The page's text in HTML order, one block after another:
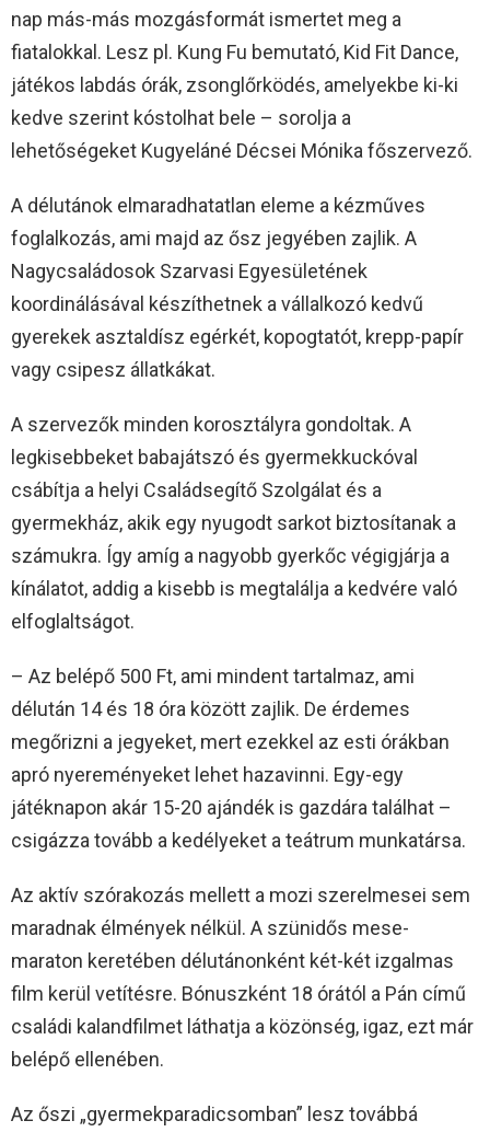
nap más-más mozgásformát ismertet meg a
fiatalokkal. Lesz pl. Kung Fu bemutató, Kid Fit Dance,
játékos labdás órák, zsonglőrködés, amelyekbe ki-ki
kedve szerint kóstolhat bele – sorolja a
lehetőségeket Kugyeláné Décsei Mónika főszervező.
A délutánok elmaradhatatlan eleme a kézműves
foglalkozás, ami majd az ősz jegyében zajlik. A
Nagycsaládosok Szarvasi Egyesületének
koordinálásával készíthetnek a vállalkozó kedvű
gyerekek asztaldísz egérkét, kopogtatót, krepp-papír
vagy csipesz állatkákat.
A szervezők minden korosztályra gondoltak. A
legkisebbeket babajátszó és gyermekkuckóval
csábítja a helyi Családsegítő Szolgálat és a
gyermekház, akik egy nyugodt sarkot biztosítanak a
számukra. Így amíg a nagyobb gyerkőc végigjárja a
kínálatot, addig a kisebb is megtalálja a kedvére való
elfoglaltságot.
– Az belépő 500 Ft, ami mindent tartalmaz, ami
délután 14 és 18 óra között zajlik. De érdemes
megőrizni a jegyeket, mert ezekkel az esti órákban
apró nyereményeket lehet hazavinni. Egy-egy
játéknapon akár 15-20 ajándék is gazdára találhat –
csigázza tovább a kedélyeket a teátrum munkatársa.
Az aktív szórakozás mellett a mozi szerelmesei sem
maradnak élmények nélkül. A szünidős mese-
maraton keretében délutánonként két-két izgalmas
film kerül vetítésre. Bónuszként 18 órától a Pán című
családi kalandfilmet láthatja a közönség, igaz, ezt már
belépő ellenében.
Az őszi „gyermekparadicsomban” lesz továbbá